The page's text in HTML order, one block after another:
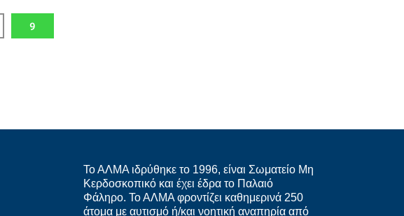
9
Το ΑΛΜΑ ιδρύθηκε το 1996, είναι Σωματείο Μη
Κερδοσκοπικό και έχει έδρα το Παλαιό
Φάληρο. Το ΑΛΜΑ φροντίζει καθημερινά 250
άτομα με αυτισμό ή/και νοητική αναπηρία από